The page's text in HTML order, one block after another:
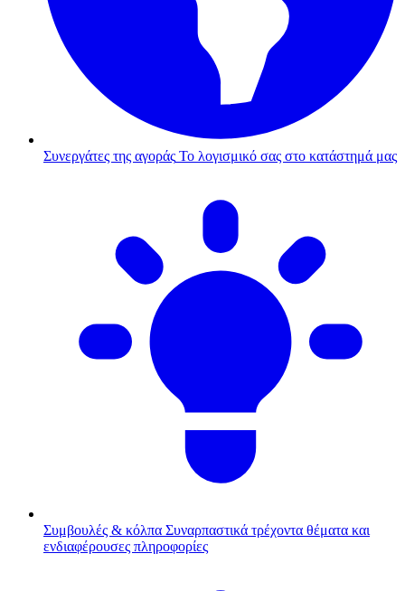
Συνεργάτες της αγοράς Το λογισμικό σας στο κατάστημά μας
Συμβουλές & κόλπα Συναρπαστικά τρέχοντα θέματα και
ενδιαφέρουσες πληροφορίες